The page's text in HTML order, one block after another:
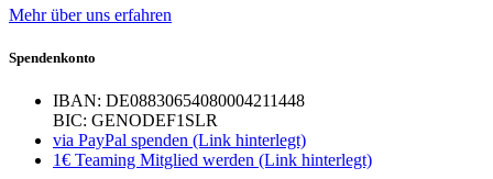
Mehr über uns erfahren
Spendenkonto
IBAN: DE08830654080004211448
BIC: GENODEF1SLR
via PayPal spenden (Link hinterlegt)
1€ Teaming Mitglied werden (Link hinterlegt)